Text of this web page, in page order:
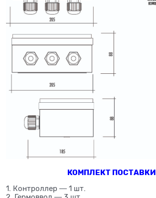
КОМПЛЕКТ ПОСТАВКИ
1. Контроллер ― 1 шт.